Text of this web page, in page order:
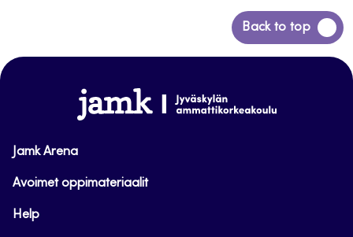
Back to top
Siirry
takaisin
www.jamk.fi
Jamk Arena
Avoimet oppimateriaalit
Help